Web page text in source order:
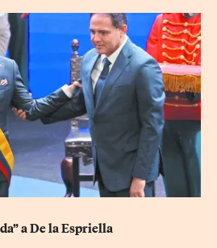
a De la Espriella